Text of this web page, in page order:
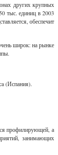
других крупных
тыс. единиц в 2003
обеспечит
широк: на рынке
(Испания).
профилирующей, а
занимающих